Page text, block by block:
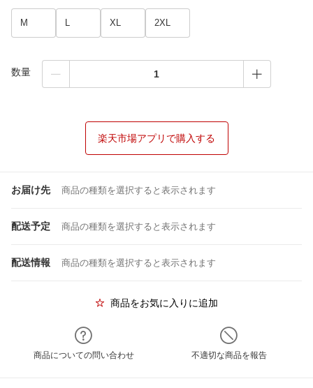
M L XL 2XL
数量
楽天市場アプリで購入する
お届け先 商品の種類を選択すると表示されます
配送予定 商品の種類を選択すると表示されます
配送情報 商品の種類を選択すると表示されます
商品をお気に入りに追加
商品についての問い合わせ 不適切な商品を報告